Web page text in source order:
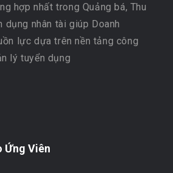
hợp nhất trong Quảng bá, Thu
dụng nhân tài giúp Doanh
lực dựa trên nền tảng công
lý tuyển dụng
Ứng Viên